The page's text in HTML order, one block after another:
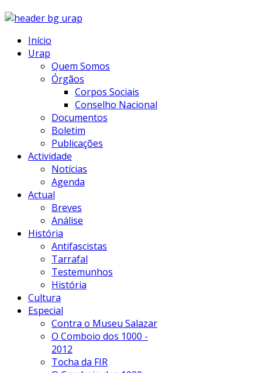
Início
Urap
Quem Somos
Órgãos
Corpos Sociais
Conselho Nacional
Documentos
Boletim
Publicações
Actividade
Notícias
Agenda
Actual
Breves
Análise
História
Antifascistas
Tarrafal
Testemunhos
História
Cultura
Especial
Contra o Museu Salazar
O Comboio dos 1000 -
2012
Tocha da FIR